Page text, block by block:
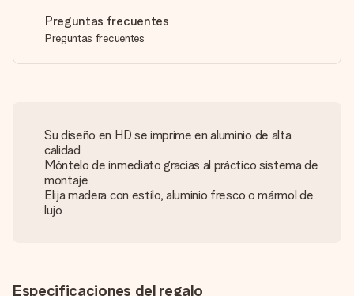
Preguntas frecuentes
Preguntas frecuentes
Su diseño en HD se imprime en aluminio de alta
calidad
Móntelo de inmediato gracias al práctico sistema de
montaje
Elija madera con estilo, aluminio fresco o mármol de
lujo
Especificaciones del regalo